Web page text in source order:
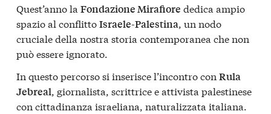
Quest’anno la Fondazione Mirafiore dedica ampio
spazio al conflittoIsraele-Palestina, un nodo
cruciale della nostra storia contemporanea che non
può essere ignorato.
In questo percorso si inserisce l’incontro con Rula
Jebreal, giornalista, scrittrice e attivista palestinese
con cittadinanza israeliana, naturalizzata italiana.